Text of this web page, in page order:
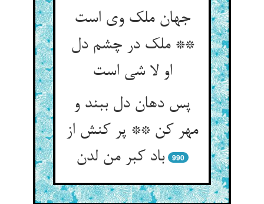
جهان ملک وی است
** ملک در چشم دل
او لا شی است‌‌
پس دهان دل ببند و
مهر کن ** پر کنش از
باد کبر من لدن‌‌
990